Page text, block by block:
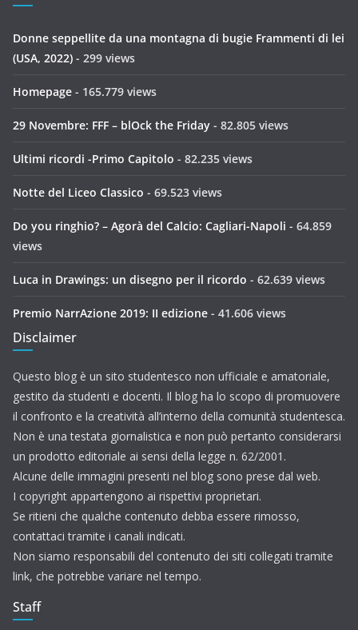
Donne seppellite da una montagna di bugie Frammenti di lei
(USA, 2022) - 299 views
Homepage - 165.779 views
29 Novembre: FFF – blOck the Friday - 82.805 views
Ultimi ricordi -Primo Capitolo - 82.235 views
Notte del Liceo Classico - 69.523 views
Do you ringhio? – Agorà del Calcio: Cagliari-Napoli - 64.859
views
Luca in Drawings: un disegno per il ricordo - 62.639 views
Premio NarrAzione 2019: II edizione - 41.606 views
Disclaimer
Questo blog è un sito studentesco non ufficiale e amatoriale,
gestito da studenti e docenti. Il blog ha lo scopo di promuovere
il confronto e la creatività all’interno della comunità studentesca.
Non è una testata giornalistica e non può pertanto considerarsi
un prodotto editoriale ai sensi della legge n. 62/2001.
Alcune delle immagini presenti nel blog sono prese dal web.
I copyright appartengono ai rispettivi proprietari.
Se ritieni che qualche contenuto debba essere rimosso,
contattaci tramite i canali indicati.
Non siamo responsabili del contenuto dei siti collegati tramite
link, che potrebbe variare nel tempo.
Staff